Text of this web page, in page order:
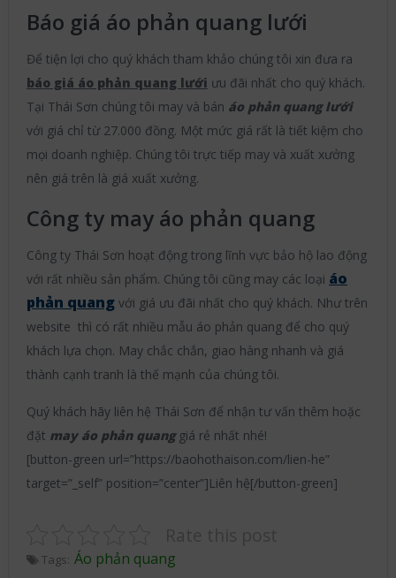
Báo giá áo phản quang lưới
Để tiện lợi cho quý khách tham khảo chúng tôi xin đưa ra
báo giá áo phản quang lưới ưu đãi nhất cho quý khách.
Tại Thái Sơn chúng tôi may và bán áo phản quang lưới
với giá chỉ từ 27.000 đồng. Một mức giá rất là tiết kiệm cho
mọi doanh nghiệp. Chúng tôi trực tiếp may và xuất xưởng
nên giá trên là giá xuất xưởng.
Công ty may áo phản quang
Công ty Thái Sơn hoạt động trong lĩnh vực bảo hộ lao động
với rất nhiều sản phẩm. Chúng tôi cũng may các loại áo
phản quangvới giá ưu đãi nhất cho quý khách. Như trên
website thì có rất nhiều mẫu áo phản quang để cho quý
khách lựa chọn. May chắc chắn, giao hàng nhanh và giá
thành cạnh tranh là thế mạnh của chúng tôi.
Quý khách hãy liên hệ Thái Sơn để nhận tư vấn thêm hoặc
đặt may áo phản quanggiá rẻ nhất nhé!
[button-green url=”https://baohothaison.com/lien-he”
target=”_self” position=”center”]Liên hệ[/button-green]
Tags: Áo phản quang